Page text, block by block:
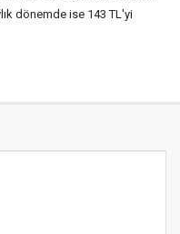
dönemde ise 143 TL'yi